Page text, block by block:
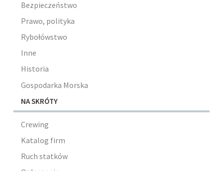
Bezpieczeństwo
Prawo, polityka
Rybołówstwo
Inne
Historia
Gospodarka Morska
NA SKRÓTY
Crewing
Katalog firm
Ruch statków